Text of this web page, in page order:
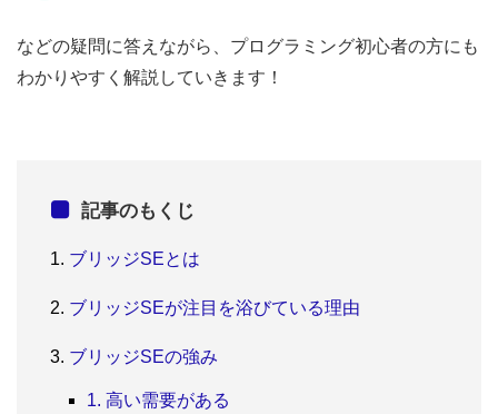
などの疑問に答えながら、プログラミング初心者の方にも
わかりやすく解説していきます！
記事のもくじ
ブリッジSEとは
ブリッジSEが注目を浴びている理由
ブリッジSEの強み
1. 高い需要がある